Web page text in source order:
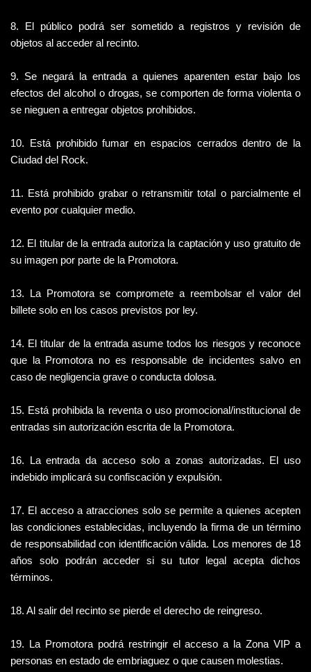
8. El público podrá ser sometido a registros y revisión de
objetos al acceder al recinto.
9. Se negará la entrada a quienes aparenten estar bajo los
efectos del alcohol o drogas, se comporten de forma violenta o
se nieguen a entregar objetos prohibidos.
10. Está prohibido fumar en espacios cerrados dentro de la
Ciudad del Rock.
11. Está prohibido grabar o retransmitir total o parcialmente el
evento por cualquier medio.
12. El titular de la entrada autoriza la captación y uso gratuito de
su imagen por parte de la Promotora.
13. La Promotora se compromete a reembolsar el valor del
billete solo en los casos previstos por ley.
14. El titular de la entrada asume todos los riesgos y reconoce
que la Promotora no es responsable de incidentes salvo en
caso de negligencia grave o conducta dolosa.
15. Está prohibida la reventa o uso promocional/institucional de
entradas sin autorización escrita de la Promotora.
16. La entrada da acceso solo a zonas autorizadas. El uso
indebido implicará su confiscación y expulsión.
17. El acceso a atracciones solo se permite a quienes acepten
las condiciones establecidas, incluyendo la firma de un término
de responsabilidad con identificación válida. Los menores de 18
años solo podrán acceder si su tutor legal acepta dichos
términos.
18. Al salir del recinto se pierde el derecho de reingreso.
19. La Promotora podrá restringir el acceso a la Zona VIP a
personas en estado de embriaguez o que causen molestias.